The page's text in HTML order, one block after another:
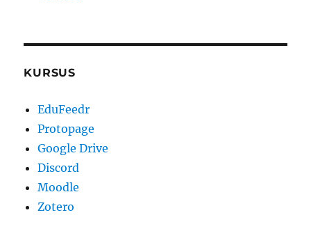
KURSUS
EduFeedr
Protopage
Google Drive
Discord
Moodle
Zotero